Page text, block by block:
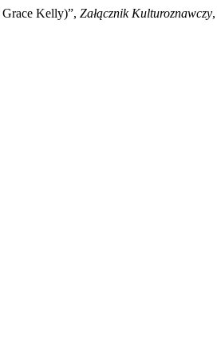
Kelly)”, Załącznik Kulturoznawczy